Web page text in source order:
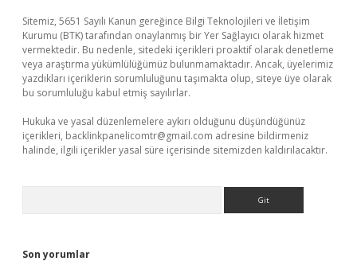
Sitemiz, 5651 Sayılı Kanun gereğince Bilgi Teknolojileri ve İletişim
Kurumu (BTK) tarafından onaylanmış bir Yer Sağlayıcı olarak hizmet
vermektedir. Bu nedenle, sitedeki içerikleri proaktif olarak denetleme
veya araştırma yükümlülüğümüz bulunmamaktadır. Ancak, üyelerimiz
yazdıkları içeriklerin sorumluluğunu taşımakta olup, siteye üye olarak
bu sorumluluğu kabul etmiş sayılırlar.
Hukuka ve yasal düzenlemelere aykırı olduğunu düşündüğünüz
içerikleri, backlinkpanelicomtr@gmail.com adresine bildirmeniz
halinde, ilgili içerikler yasal süre içerisinde sitemizden kaldırılacaktır.
Son yorumlar